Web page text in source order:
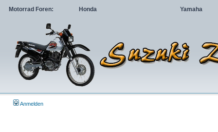
Motorrad Foren: Honda Yamaha
Anmelden